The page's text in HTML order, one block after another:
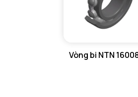
VÒNG BI CHẶN TRỤC
GỐI ĐỠ NTN
Vòng bi NTN